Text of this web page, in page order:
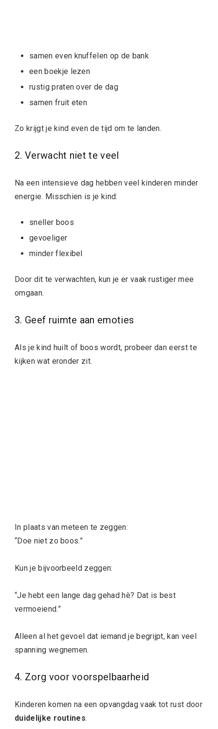
samen even knuffelen op de bank
een boekje lezen
rustig praten over de dag
samen fruit eten
Zo krijgt je kind even de tijd om te landen.
2. Verwacht niet te veel
Na een intensieve dag hebben veel kinderen minder
energie. Misschien is je kind:
sneller boos
gevoeliger
minder flexibel
Door dit te verwachten, kun je er vaak rustiger mee
omgaan.
3. Geef ruimte aan emoties
Als je kind huilt of boos wordt, probeer dan eerst te
kijken wat eronder zit.
In plaats van meteen te zeggen:
“Doe niet zo boos.”
Kun je bijvoorbeeld zeggen:
“Je hebt een lange dag gehad hè? Dat is best
vermoeiend.”
Alleen al het gevoel dat iemand je begrijpt, kan veel
spanning wegnemen.
4. Zorg voor voorspelbaarheid
Kinderen komen na een opvangdag vaak tot rust door
duidelijke routines.